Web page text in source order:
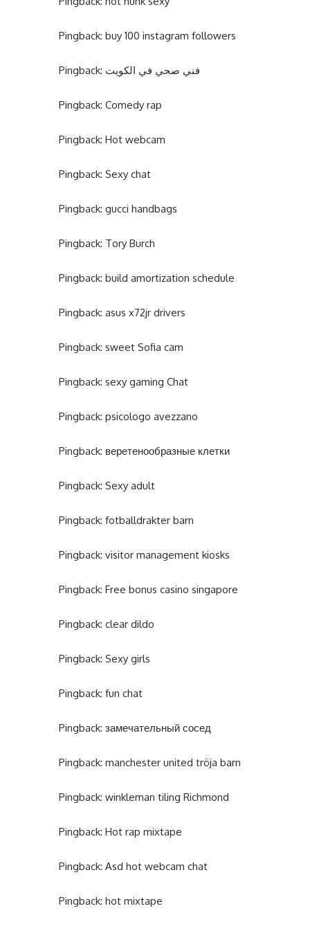
Pingback: buy 100 instagram followers
Pingback: فني صحي في الكويت
Pingback: Comedy rap
Pingback: Hot webcam
Pingback: Sexy chat
Pingback: gucci handbags
Pingback: Tory Burch
Pingback: build amortization schedule
Pingback: asus x72jr drivers
Pingback: sweet Sofia cam
Pingback: sexy gaming Chat
Pingback: psicologo avezzano
Pingback: веретенообразные клетки
Pingback: Sexy adult
Pingback: fotballdrakter barn
Pingback: visitor management kiosks
Pingback: Free bonus casino singapore
Pingback: clear dildo
Pingback: Sexy girls
Pingback: fun chat
Pingback: замечательный сосед
Pingback: manchester united tröja barn
Pingback: winkleman tiling Richmond
Pingback: Hot rap mixtape
Pingback: Asd hot webcam chat
Pingback: hot mixtape